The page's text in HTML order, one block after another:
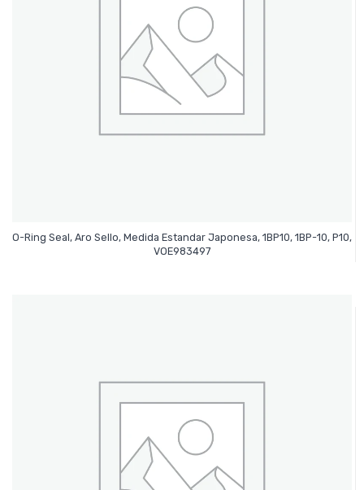
O-Ring Seal, Aro Sello, Medida Estandar Japonesa, 1BP10, 1BP-10, P10,
VOE983497
Leer Más